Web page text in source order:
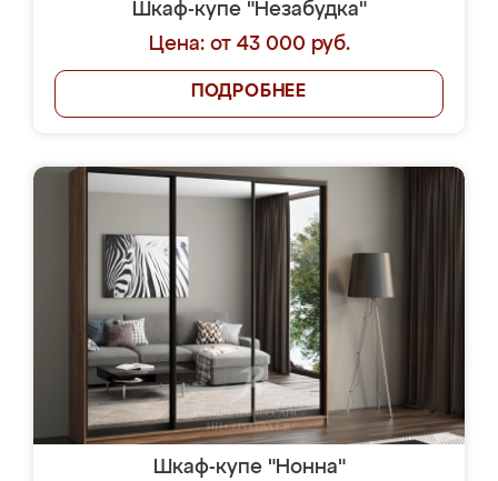
Шкаф-купе "Незабудка"
Цена: от 43 000 руб.
ПОДРОБНЕЕ
Шкаф-купе "Нонна"